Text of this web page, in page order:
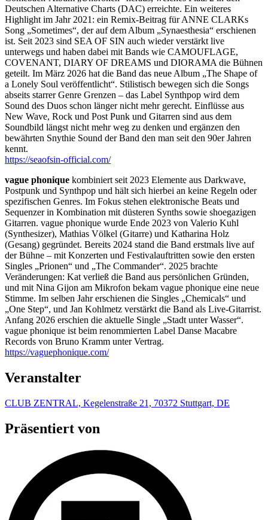
Deutschen Alternative Charts (DAC) erreichte. Ein weiteres
Highlight im Jahr 2021: ein Remix-Beitrag für ANNE CLARKs
Song „Sometimes“, der auf dem Album „Synaesthesia“ erschienen
ist. Seit 2023 sind SEA OF SIN auch wieder verstärkt live
unterwegs und haben dabei mit Bands wie CAMOUFLAGE,
COVENANT, DIARY OF DREAMS und DIORAMA die Bühnen
geteilt. Im März 2026 hat die Band das neue Album „The Shape of
a Lonely Soul veröffentlicht“. Stilistisch bewegen sich die Songs
abseits starrer Genre Grenzen – das Label Synthpop wird dem
Sound des Duos schon länger nicht mehr gerecht. Einflüsse aus
New Wave, Rock und Post Punk und Gitarren sind aus dem
Soundbild längst nicht mehr weg zu denken und ergänzen den
bewährten Snythie Sound der Band den man seit den 90er Jahren
kennt.
https://seaofsin-official.com/
vague phonique kombiniert seit 2023 Elemente aus Darkwave,
Postpunk und Synthpop und hält sich hierbei an keine Regeln oder
spezifischen Genres. Im Fokus stehen elektronische Beats und
Sequenzer in Kombination mit düsteren Synths sowie shoegazigen
Gitarren. vague phonique wurde Ende 2023 von Valerio Kuhl
(Synthesizer), Mathias Völkel (Gitarre) und Katharina Holz
(Gesang) gegründet. Bereits 2024 stand die Band erstmals live auf
der Bühne – mit Konzerten und Festivalauftritten sowie den ersten
Singles „Prionen“ und „The Commander“. 2025 brachte
Veränderungen: Kat verließ die Band aus persönlichen Gründen,
und mit Nina Gijon am Mikrofon bekam vague phonique eine neue
Stimme. Im selben Jahr erschienen die Singles „Chemicals“ und
„One Step“, und Jan Kohlmetz verstärkt die Band als Live-Gitarrist.
Anfang 2026 erschien die aktuelle Single „Stadt unter Wasser“.
vague phonique ist beim renommierten Label Danse Macabre
Records von Bruno Kramm unter Vertrag.
https://vaguephonique.com/
Veranstalter
CLUB ZENTRAL, Kegelenstraße 21, 70372 Stuttgart, DE
Präsentiert von